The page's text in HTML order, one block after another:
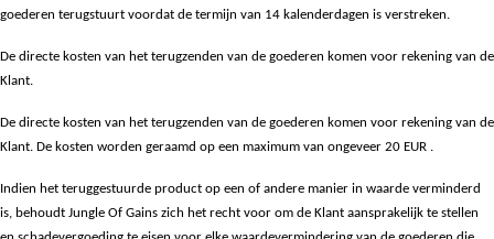
goederen terugstuurt voordat de termijn van 14 kalenderdagen is verstreken.
De directe kosten van het terugzenden van de goederen komen voor rekening van de
Klant.
De directe kosten van het terugzenden van de goederen komen voor rekening van de
Klant. De kosten worden geraamd op een maximum van ongeveer 20 EUR .
Indien het teruggestuurde product op een of andere manier in waarde verminderd
is, behoudt Jungle Of Gains zich het recht voor om de Klant aansprakelijk te stellen